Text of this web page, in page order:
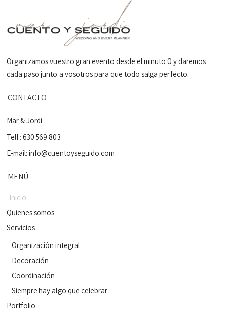
Organizamos vuestro gran evento desde el minuto 0 y daremos
cada paso junto a vosotros para que todo salga perfecto.
CONTACTO
Mar & Jordi
Telf.: 630 569 803
E-mail:info@cuentoyseguido.com
MENÚ
Inicio
Quienes somos
Servicios
Organización integral
Decoración
Coordinación
Siempre hay algo que celebrar
Portfolio